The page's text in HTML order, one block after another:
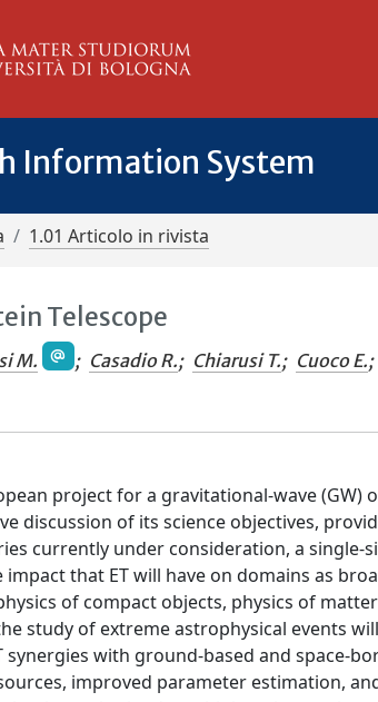
Information System
1.01 Articolo in rivista
Telescope
M. ; Casadio R.; Chiarusi T.; Cuoco E.;
project for a gravitational-wave
discussion of its science objectives,
currently under consideration, a
that ET will have on domains as
of compact objects, physics of
study of extreme astrophysical events
synergies with ground-based and space-
improved parameter estimation,